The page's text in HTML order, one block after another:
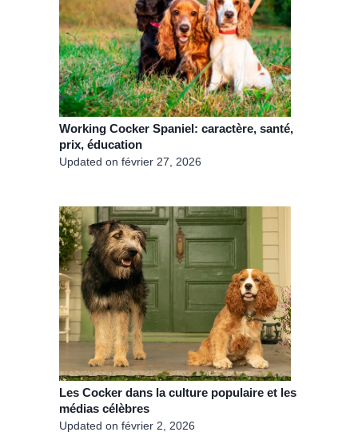
Working Cocker Spaniel: caractère, santé,
prix, éducation
Updated on février 27, 2026
Les Cocker dans la culture populaire et les
médias célèbres
Updated on février 2, 2026